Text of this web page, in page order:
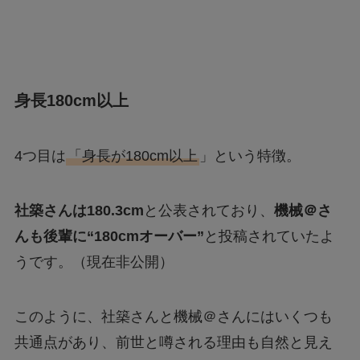
身長180cm以上
4つ目は「身長が180cm以上」という特徴。
社築さんは180.3cm と公表されており、 機械＠さ
んも後輩に“180cmオーバー” と投稿されていたよ
うです。（現在非公開）
このように、社築さんと機械＠さんにはいくつも
共通点があり、前世と噂される理由も自然と見え